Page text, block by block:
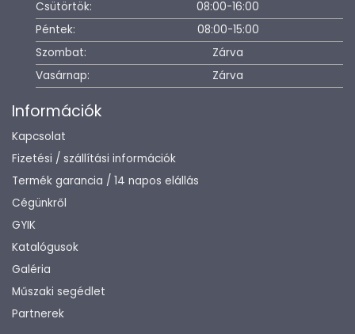
Csütörtök:
08:00-16:00
Péntek:
08:00-15:00
Szombat:
Zárva
Vasárnap:
Zárva
Információk
Kapcsolat
Fizetési / szállítási információk
Termék garancia / 14 napos elállás
Cégünkről
GYIK
Katalógusok
Galéria
Műszaki segédlet
Partnerek